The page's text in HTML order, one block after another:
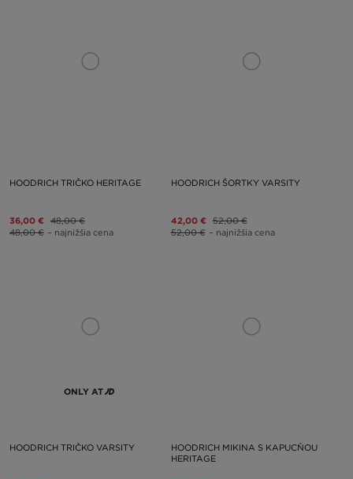
HOODRICH TRIČKO HERITAGE
36,00 € 48,00 €
48,00 € – najnižšia cena
HOODRICH ŠORTKY VARSITY
42,00 € 52,00 €
52,00 € – najnižšia cena
ONLY AT
HOODRICH TRIČKO VARSITY
HOODRICH MIKINA S KAPUCŇOU
HERITAGE